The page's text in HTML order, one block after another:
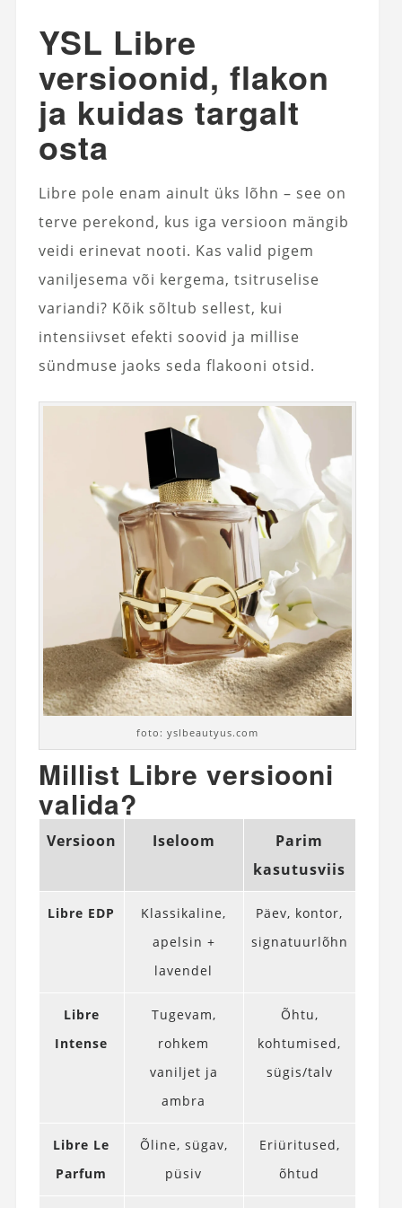
YSL Libre
versioonid, flakon
ja kuidas targalt
osta
Libre pole enam ainult üks lõhn – see on
terve perekond, kus iga versioon mängib
veidi erinevat nooti. Kas valid pigem
vaniljesema või kergema, tsitruselise
variandi? Kõik sõltub sellest, kui
intensiivset efekti soovid ja millise
sündmuse jaoks seda flakooni otsid.
foto: yslbeautyus.com
Millist Libre versiooni
valida?
Versioon Iseloom
Parim
kasutusviis
Libre EDP
Klassikaline,
apelsin +
lavendel
Päev, kontor,
signatuurlõhn
Libre
Intense
Tugevam,
rohkem
vaniljet ja
ambra
Õhtu,
kohtumised,
sügis/talv
Libre Le
Parfum
Õline, sügav,
püsiv
Eriüritused,
õhtud